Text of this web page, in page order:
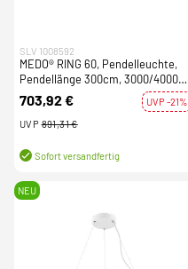
SLV 1008592
MEDO® RING 60, Pendelleuchte,
Pendellänge 300cm, 3000/4000K,
110°, PHASE, weiß
703,92 €
UVP -21%
UVP 891,31 €
Sofort versandfertig
NEU